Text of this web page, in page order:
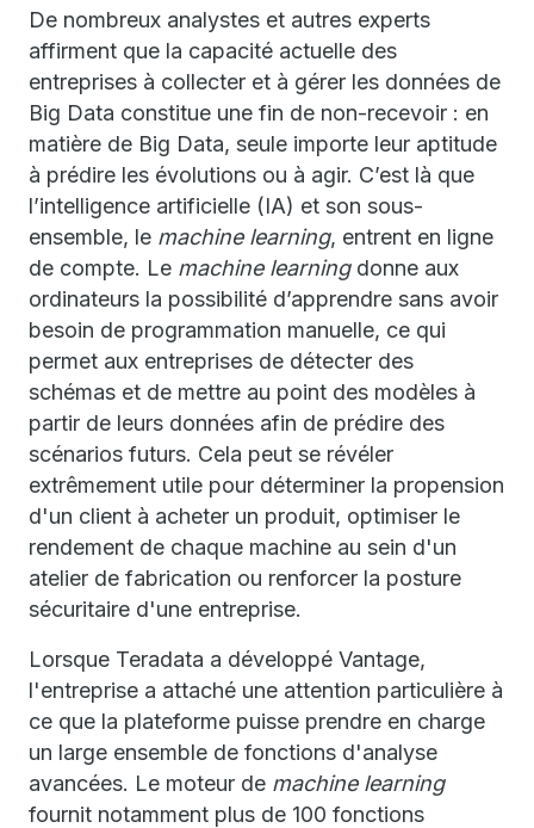
De nombreux analystes et autres experts
affirment que la capacité actuelle des
entreprises à collecter et à gérer les données de
Big Data constitue une fin de non-recevoir : en
matière de Big Data, seule importe leur aptitude
à prédire les évolutions ou à agir. C’est là que
l’intelligence artificielle (IA) et son sous-
ensemble, le machine learning, entrent en ligne
de compte. Le machine learningdonne aux
ordinateurs la possibilité d’apprendre sans avoir
besoin de programmation manuelle, ce qui
permet aux entreprises de détecter des
schémas et de mettre au point des modèles à
partir de leurs données afin de prédire des
scénarios futurs. Cela peut se révéler
extrêmement utile pour déterminer la propension
d'un client à acheter un produit, optimiser le
rendement de chaque machine au sein d'un
atelier de fabrication ou renforcer la posture
sécuritaire d'une entreprise.
Lorsque Teradata a développé Vantage,
l'entreprise a attaché une attention particulière à
ce que la plateforme puisse prendre en charge
un large ensemble de fonctions d'analyse
avancées. Le moteur de machine learning
fournit notamment plus de 100 fonctions